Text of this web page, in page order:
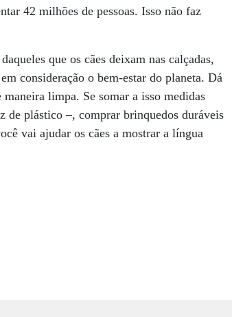
42 milhões de pessoas. Isso não faz
que os cães deixam nas calçadas,
consideração o bem-estar do planeta. Dá
limpa. Se somar a isso medidas
de plástico –, comprar brinquedos duráveis
vai ajudar os cães a mostrar a língua